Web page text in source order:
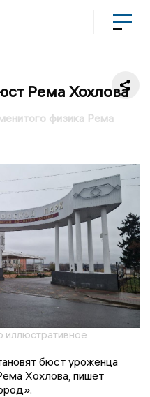
Рема Хохлова
физика Рема
иллюстративное
бюст уроженца
Хохлова, пишет